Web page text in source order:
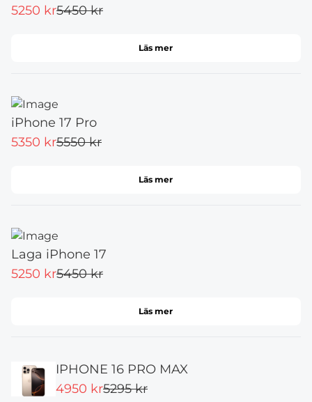
5250 kr5450 kr
Läs mer
iPhone 17 Pro
5350 kr5550 kr
Läs mer
Laga iPhone 17
5250 kr5450 kr
Läs mer
IPHONE 16 PRO MAX
4950 kr5295 kr